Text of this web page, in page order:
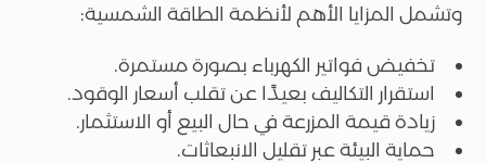
وتشمل المزايا الأهم لأنظمة الطاقة الشمسية:
تخفيض فواتير الكهرباء بصورة مستمرة.
استقرار التكاليف بعيدًا عن تقلب أسعار الوقود.
زيادة قيمة المزرعة في حال البيع أو الاستثمار.
حماية البيئة عبر تقليل الانبعاثات.